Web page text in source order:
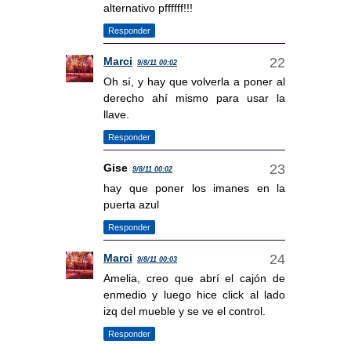
alternativo pffffff!!!
Responder
Marci 9/8/11 00:02
Oh sí, y hay que volverla a poner al
derecho ahí mismo para usar la
llave.
Responder
Gise 9/8/11 00:02
hay que poner los imanes en la
puerta azul
Responder
Marci 9/8/11 00:03
Amelia, creo que abrí el cajón de
enmedio y luego hice click al lado
izq del mueble y se ve el control.
Responder